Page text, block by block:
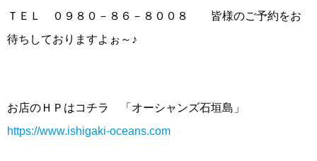
ＴＥＬ ０９８０－８６－８００８ 皆様のご予約をお
待ちしておりますよぉ～♪
お店のＨＰはコチラ 「オーシャンズ石垣島」
https://www.ishigaki-oceans.com